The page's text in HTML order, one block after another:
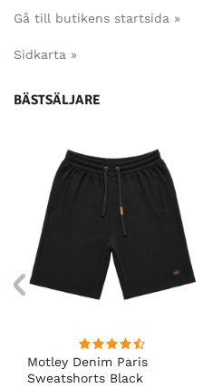
Gå till butikens startsida »
Sidkarta »
BÄSTSÄLJARE
Motley Denim Paris
Sweatshorts Black